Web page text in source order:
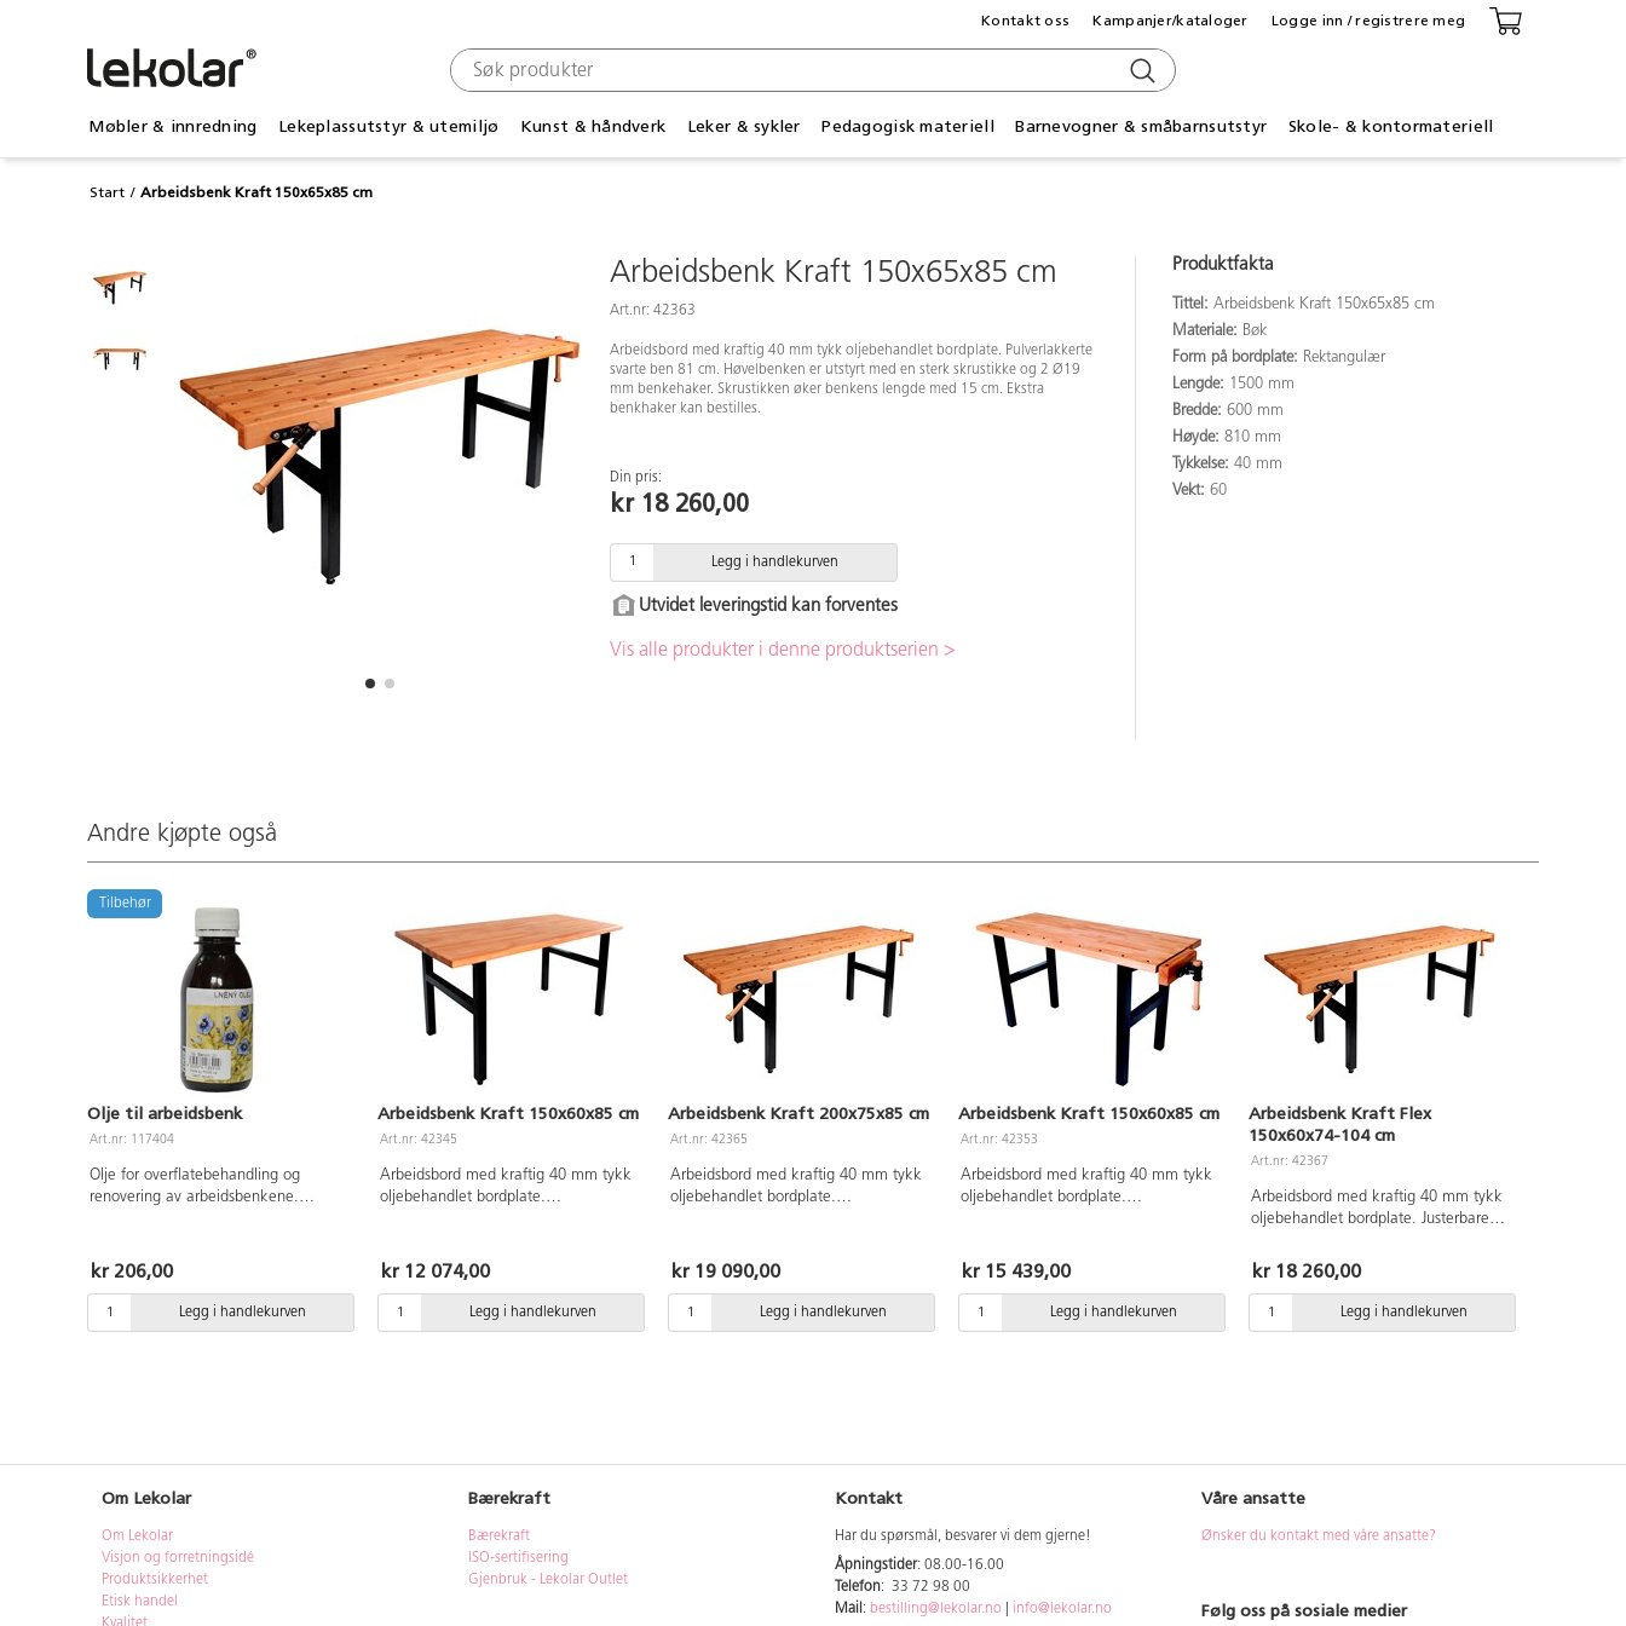
Møbler & innredning Lekeplassutstyr & utemiljø Kunst & håndverk Leker & sykler Pedagogisk materiell Barnevogner & småbarnsutstyr Skole- & kontormateriell
Kontakt oss Kampanjer/kataloger Logge inn / registrere meg
Start Arbeidsbenk Kraft 150x65x85 cm
Arbeidsbenk Kraft 150x65x85 cm
Art.nr: 42363
Arbeidsbord med kraftig 40 mm tykk oljebehandlet bordplate. Pulverlakkerte
svarte ben 81 cm. Høvelbenken er utstyrt med en sterk skrustikke og 2 Ø19
mm benkehaker. Skrustikken øker benkens lengde med 15 cm. Ekstra
benkhaker kan bestilles.
Din pris:
kr 18 260,00
Legg i handlekurven
Utvidet leveringstid kan forventes
Vis alle produkter i denne produktserien >
Produktfakta
Tittel: Arbeidsbenk Kraft 150x65x85 cm
Materiale: Bøk
Form på bordplate: Rektangulær
Lengde: 1500 mm
Bredde: 600 mm
Høyde: 810 mm
Tykkelse: 40 mm
Vekt: 60
Andre kjøpte også
Tilbehør
Olje til arbeidsbenk
Art.nr: 117404
Olje for overflatebehandling og
renovering av arbeidsbenkene.
treparasitter. Den anbefalte
behandlingsfrekvensen for alle
treoverflater er en gang hvert annet
år, utsatte områder oftere.
kr 206,00
Legg i handlekurven
Arbeidsbenk Kraft 150x60x85 cm
Art.nr: 42345
Arbeidsbord med kraftig 40 mm tykk
oljebehandlet bordplate.
kr 12 074,00
Legg i handlekurven
Arbeidsbenk Kraft 200x75x85 cm
Art.nr: 42365
Arbeidsbord med kraftig 40 mm tykk
oljebehandlet bordplate.
skrustikke og 2 Ø19 mm benkehaker.
Skrustikken øker benkens lengde
med 15 cm. Ekstra benkhaker kan
bestilles.
kr 19 090,00
Legg i handlekurven
Arbeidsbenk Kraft 150x60x85 cm
Art.nr: 42353
Arbeidsbord med kraftig 40 mm tykk
oljebehandlet bordplate.
Ø19 mm benkehaker. Høvelbenken
leveres med 81 cm høye ben.
Skrustikken øker benkens lengde
med 15 cm. Ekstra benhaker kan
kr 15 439,00
Legg i handlekurven
Arbeidsbenk Kraft Flex
150x60x74-104 cm
Art.nr: 42367
Arbeidsbord med kraftig 40 mm tykk
oljebehandlet bordplate. Justerbare
Høvelbenken er utstyrt med to
skrustikker og 2 Ø19 mm
benkehaker. Skrustikken øker
benkens lengde med 15 cm. Ekstra
kr 18 260,00
Legg i handlekurven
Om Lekolar
Om Lekolar
Visjon og forretningsidé
Produktsikkerhet
Etisk handel
Bærekraft
Bærekraft
ISO-sertifisering
Gjenbruk - Lekolar Outlet
Kontakt
Har du spørsmål, besvarer vi dem gjerne!
Åpningstider: 08.00-16.00
Telefon: 33 72 98 00
Mail : bestilling@lekolar.no info@lekolar.no
Våre ansatte
Ønsker du kontakt med våre ansatte?
Følg oss på sosiale medier